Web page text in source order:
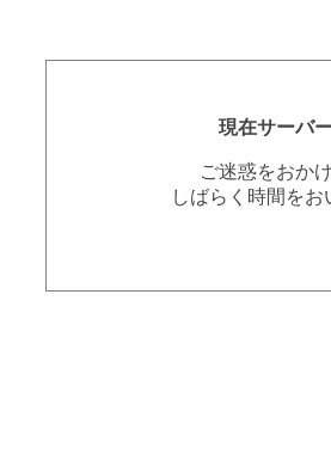
現在サーバ
ご迷惑をおか
しばらく時間を